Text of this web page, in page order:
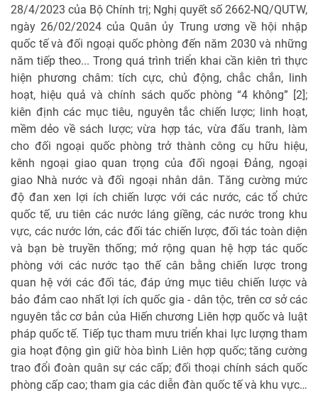
28/4/2023 của Bộ Chính trị; Nghị quyết số 2662-NQ/QUTW,
ngày 26/02/2024 của Quân ủy Trung ương về hội nhập
quốc tế và đối ngoại quốc phòng đến năm 2030 và những
năm tiếp theo... Trong quá trình triển khai cần kiên trì thực
hiện phương châm: tích cực, chủ động, chắc chắn, linh
hoạt, hiệu quả và chính sách quốc phòng “4 không” [2];
kiên định các mục tiêu, nguyên tắc chiến lược; linh hoạt,
mềm dẻo về sách lược; vừa hợp tác, vừa đấu tranh, làm
cho đối ngoại quốc phòng trở thành công cụ hữu hiệu,
kênh ngoại giao quan trọng của đối ngoại Đảng, ngoại
giao Nhà nước và đối ngoại nhân dân. Tăng cường mức
độ đan xen lợi ích chiến lược với các nước, các tổ chức
quốc tế, ưu tiên các nước láng giềng, các nước trong khu
vực, các nước lớn, các đối tác chiến lược, đối tác toàn diện
và bạn bè truyền thống; mở rộng quan hệ hợp tác quốc
phòng với các nước tạo thế cân bằng chiến lược trong
quan hệ với các đối tác, đáp ứng mục tiêu chiến lược và
bảo đảm cao nhất lợi ích quốc gia - dân tộc, trên cơ sở các
nguyên tắc cơ bản của Hiến chương Liên hợp quốc và luật
pháp quốc tế. Tiếp tục tham mưu triển khai lực lượng tham
gia hoạt động gìn giữ hòa bình Liên hợp quốc; tăng cường
trao đổi đoàn quân sự các cấp; đối thoại chính sách quốc
phòng cấp cao; tham gia các diễn đàn quốc tế và khu vực…